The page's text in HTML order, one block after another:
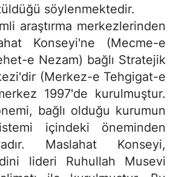
söylenmektedir.
araştırma merkezlerinden
Konseyi'ne (Mecme-e
e Nezam) bağlı Stratejik
(Merkez-e Tehgigat-e
1997'de kurulmuştur.
bağlı olduğu kurumun
içindeki öneminden
Maslahat Konseyi,
lideri Ruhullah Musevi